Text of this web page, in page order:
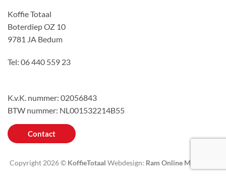
Koffie Totaal
Boterdiep OZ 10
9781 JA Bedum
Tel: 06 440 559 23
K.v.K. nummer: 02056843
BTW nummer: NL001532214B55
Contact
Copyright 2026 © KoffieTotaal Webdesign: Ram Online Marketing